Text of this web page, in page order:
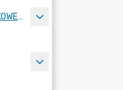
OŚWIADCZENIA MAJĄTKOWE RADNYCH